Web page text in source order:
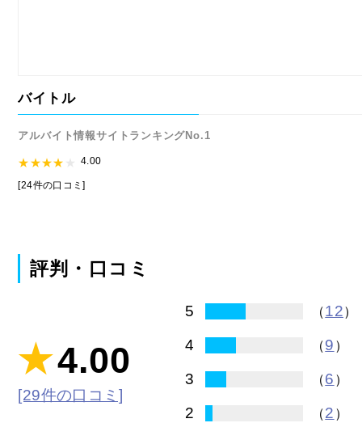
バイトル
アルバイト情報サイトランキングNo.1
4.00
[24件の口コミ]
評判・口コミ
4.00
[29件の口コミ]
5 （12）
4 （9 ）
3 （6 ）
2 （2 ）